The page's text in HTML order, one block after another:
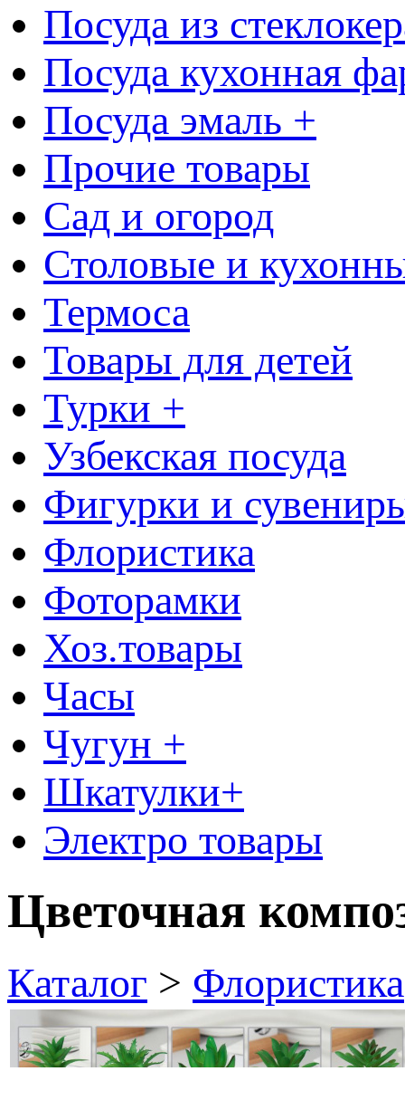
Посуда из
Посуда кухонная
Посуда эмаль +
Прочие товары
Сад и огород
Столовые и
Термоса
Товары для детей
Турки +
Узбекская посуда
Фигурки и
Флористика
Фоторамки
Хоз.товары
Часы
Чугун +
Шкатулки+
Электро товары
Цветочная
Каталог > Флористика